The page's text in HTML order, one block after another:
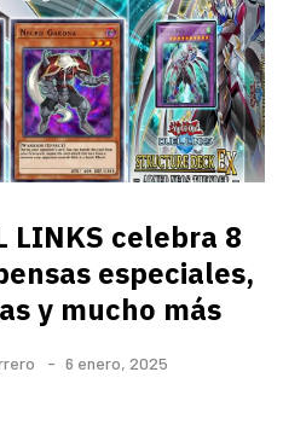
LINKS celebra 8
especiales,
y mucho más
6 enero, 2025